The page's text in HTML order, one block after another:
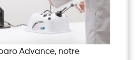
Advance, notre